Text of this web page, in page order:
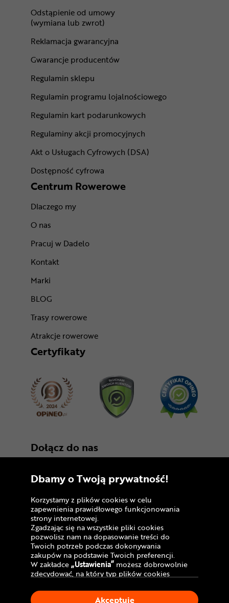
Odstąpienie od umowy
(wymiana lub zwrot)
Reklamacja gwarancyjna
Gwarancje producentów
Regulamin sklepu
Regulamin programu lojalnościowego
Regulamin kart podarunkowych
Regulaminy akcji promocyjnych
Akt o Usługach Cyfrowych (DSA)
Dostępność cyfrowa
Centrum Rowerowe
Dlaczego my
O nas
Pracuj w Dadelo
Kontakt
Marki
BLOG
Trasy rowerowe
Atrakcje rowerowe
Certyfikaty
Dołącz do nas
Copyright © 2005 - 2026
Polityka prywatności i zasady korzystania z
serwisu
Informacja o plikach cookies
Mapa witryny
Dbamy o Twoją prywatność!
Korzystamy z plików cookies w celu
zapewnienia prawidłowego funkcjonowania
strony internetowej.
Zgadzając się na wszystkie pliki cookies
pozwolisz nam na dopasowanie treści do
Twoich potrzeb podczas dokonywania
zakupów na podstawie Twoich preferencji.
W zakładce„Ustawienia” możesz dobrowolnie
zdecydować, na który typ plików cookies
Klikając„Akceptuję”, wyrażasz zgodę na
Akceptuję